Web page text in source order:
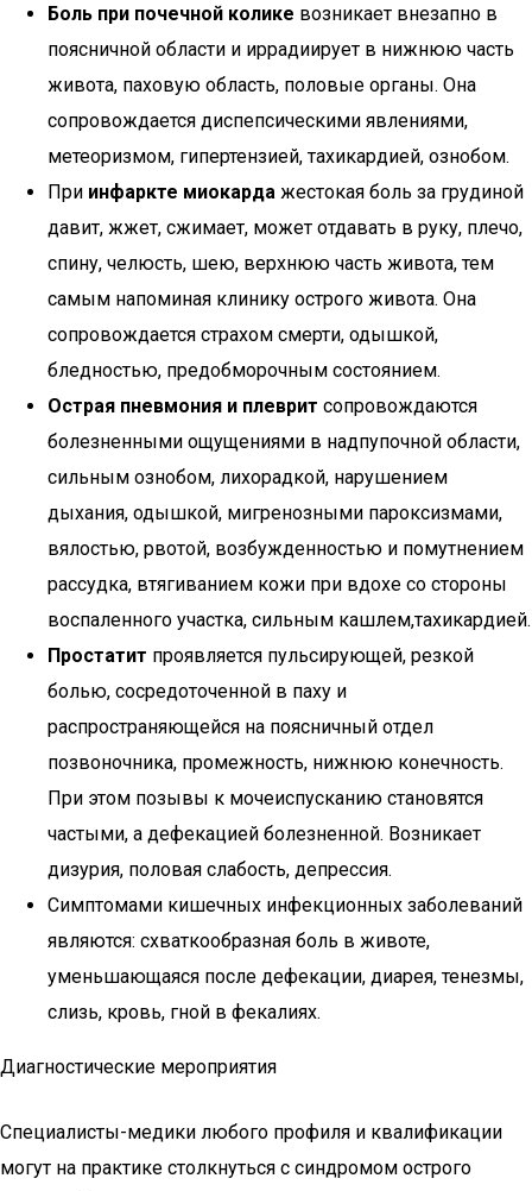
Боль при почечной колике возникает внезапно в
поясничной области и иррадиирует в нижнюю часть
живота, паховую область, половые органы. Она
сопровождается диспепсическими явлениями,
метеоризмом, гипертензией, тахикардией, ознобом.
При инфаркте миокарда жестокая боль за грудиной
давит, жжет, сжимает, может отдавать в руку, плечо,
спину, челюсть, шею, верхнюю часть живота, тем
самым напоминая клинику острого живота. Она
сопровождается страхом смерти, одышкой,
бледностью, предобморочным состоянием.
Острая пневмония и плеврит сопровождаются
болезненными ощущениями в надпупочной области,
сильным ознобом, лихорадкой, нарушением
дыхания, одышкой, мигренозными пароксизмами,
вялостью, рвотой, возбужденностью и помутнением
рассудка, втягиванием кожи при вдохе со стороны
воспаленного участка, сильным кашлем,тахикардией.
Простатит проявляется пульсирующей, резкой
болью, сосредоточенной в паху и
распространяющейся на поясничный отдел
позвоночника, промежность, нижнюю конечность.
При этом позывы к мочеиспусканию становятся
частыми, а дефекацией болезненной. Возникает
дизурия, половая слабость, депрессия.
Симптомами кишечных инфекционных заболеваний
являются: схваткообразная боль в животе,
уменьшающаяся после дефекации, диарея, тенезмы,
слизь, кровь, гной в фекалиях.
Диагностические мероприятия
Специалисты-медики любого профиля и квалификации
могут на практике столкнуться с синдромом острого